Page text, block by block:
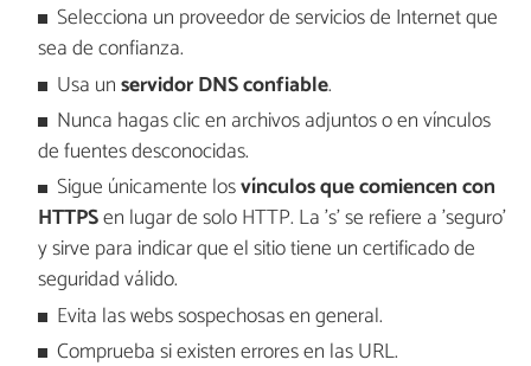
Selecciona un proveedor de servicios de Internet que
sea de confianza.
Usa unservidor DNS confiable.
Nunca hagas clic en archivos adjuntos o en vínculos
de fuentes desconocidas.
Sigue únicamente losvínculos que comiencen con
HTTPSen lugar de solo HTTP. La 's' se refiere a 'seguro'
y sirve para indicar que el sitio tiene un certificado de
seguridad válido.
Evita las webs sospechosas en general.
Comprueba si existen errores en las URL.